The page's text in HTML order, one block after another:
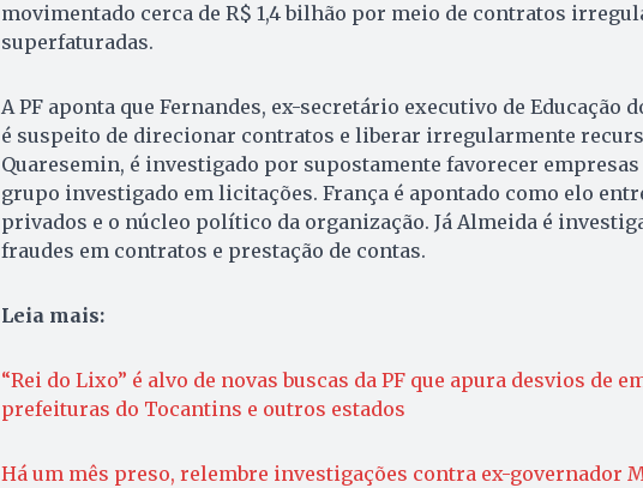
movimentado cerca de R$ 1,4 bilhão por meio de contratos
superfaturadas.
A PF aponta que Fernandes, ex-secretário executivo de Educação
é suspeito de direcionar contratos e liberar irregularmente
Quaresemin, é investigado por supostamente favorecer empresas
grupo investigado em licitações. França é apontado como elo
privados e o núcleo político da organização. Já Almeida é
fraudes em contratos e prestação de contas.
Leia mais:
“Rei do Lixo” é alvo de novas buscas da PF que apura desvios de
prefeituras do Tocantins e outros estados
Há um mês preso, relembre investigações contra ex-governador